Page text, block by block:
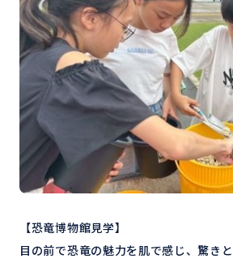
【恐竜博物館見学】
目の前で恐竜の魅力を肌で感じ、驚き